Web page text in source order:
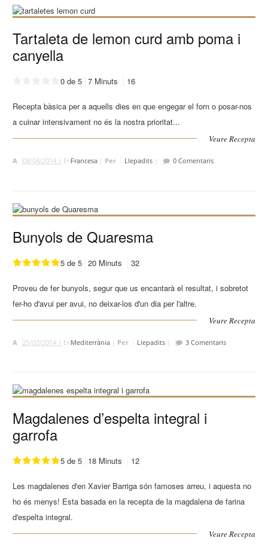
Tartaleta de lemon curd amb poma i
canyella
0 de 5 7 Minuts 16
Recepta bàsica per a aquells dies en que engegar el forn o posar-nos
a cuinar intensivament no és la nostra prioritat...
Veure Recepta
A 08/04/2014 | EnFrancesa Per Llepadits 0 Comentaris
Bunyols de Quaresma
5 de 5 20 Minuts 32
Proveu de fer bunyols, segur que us encantarà el resultat, i sobretot
fer-ho d'avui per avui, no deixar-los d'un dia per l'altre.
Veure Recepta
A 25/03/2014 | EnMediterrània Per Llepadits 3 Comentaris
Magdalenes d’espelta integral i
garrofa
5 de 5 18 Minuts 12
Les magdalenes d'en Xavier Barriga són famoses arreu, i aquesta no
ho és menys! Esta basada en la recepta de la magdalena de farina
d'espelta integral.
Veure Recepta